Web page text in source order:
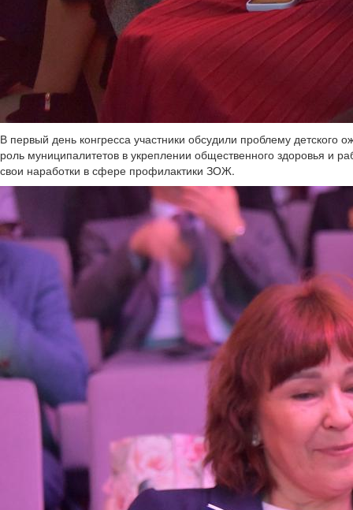
В первый день конгресса участники обсудили проблему
роль муниципалитетов в укреплении общественного здоровья и
свои наработки в сфере профилактики ЗОЖ.